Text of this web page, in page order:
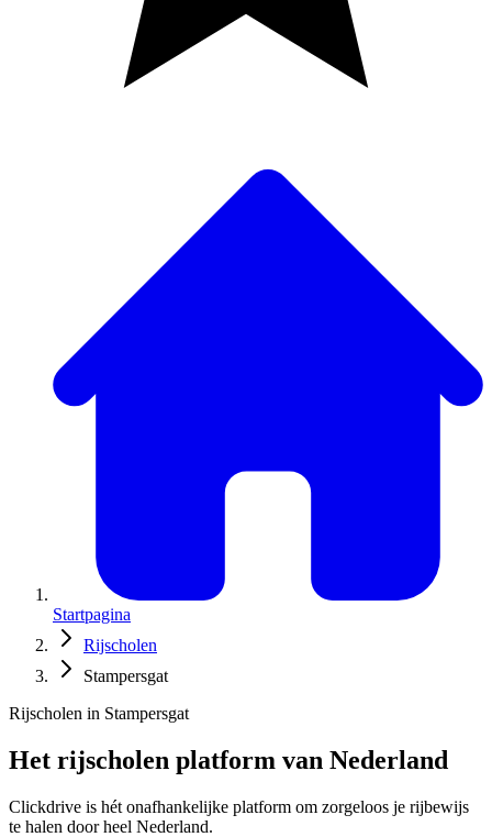
Startpagina
Rijscholen
Stampersgat
Rijscholen in Stampersgat
Het rijscholen platform van Nederland
Clickdrive is hét onafhankelijke platform om zorgeloos je rijbewijs
te halen door heel Nederland.